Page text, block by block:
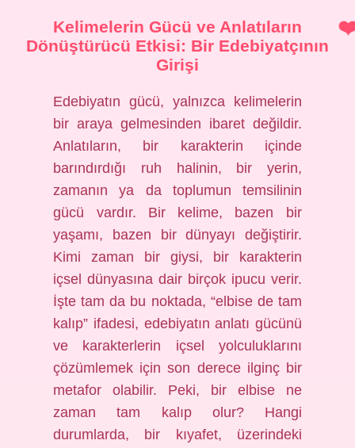
Kelimelerin Gücü ve Anlatıların
Dönüştürücü Etkisi: Bir Edebiyatçının
Girişi
Edebiyatın gücü, yalnızca kelimelerin
bir araya gelmesinden ibaret değildir.
Anlatıların, bir karakterin içinde
barındırdığı ruh halinin, bir yerin,
zamanın ya da toplumun temsilinin
gücü vardır. Bir kelime, bazen bir
yaşamı, bazen bir dünyayı değiştirir.
Kimi zaman bir giysi, bir karakterin
içsel dünyasına dair birçok ipucu verir.
İşte tam da bu noktada, “elbise de tam
kalıp” ifadesi, edebiyatın anlatı gücünü
ve karakterlerin içsel yolculuklarını
çözümlemek için son derece ilginç bir
metafor olabilir. Peki, bir elbise ne
zaman tam kalıp olur? Hangi
durumlarda, bir kıyafet, üzerindeki